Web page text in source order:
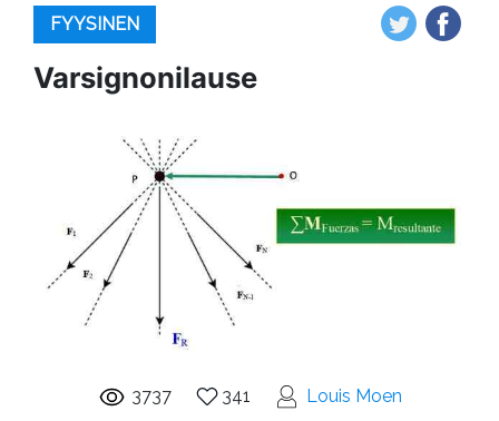
FYYSINEN
Varsignonilause
3737 341 Louis Moen